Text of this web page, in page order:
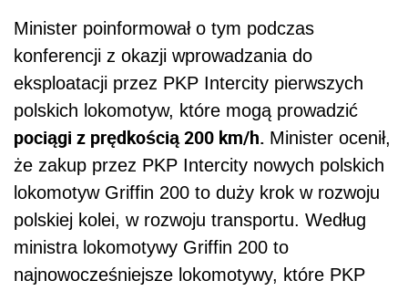
Minister poinformował o tym podczas
konferencji z okazji wprowadzania do
eksploatacji przez PKP Intercity pierwszych
polskich lokomotyw, które mogą prowadzić
pociągi z prędkością 200 km/h. Minister ocenił,
że zakup przez PKP Intercity nowych polskich
lokomotyw Griffin 200 to duży krok w rozwoju
polskiej kolei, w rozwoju transportu. Według
ministra lokomotywy Griffin 200 to
najnowocześniejsze lokomotywy, które PKP